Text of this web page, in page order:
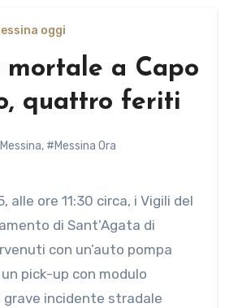
oggi
mortale a Capo
quattro feriti
, #Messina Ora
di Sant’Agata di
con un’auto pompa
pick-up con modulo
incidente stradale